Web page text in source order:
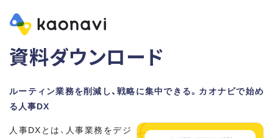
資料ダウンロード
ルーティン業務を削減し、戦略に集中できる。カオナビで始め
る人事DX
人事DXとは、人事業務をデジ